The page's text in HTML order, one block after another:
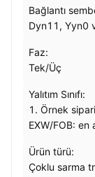
Bağlantı
Dyn11, Yyn0
Faz:
Tek/Üç
Yalıtım Sınıfı:
1. Örnek
EXW/FOB: en
Ürün türü:
Çoklu sarma